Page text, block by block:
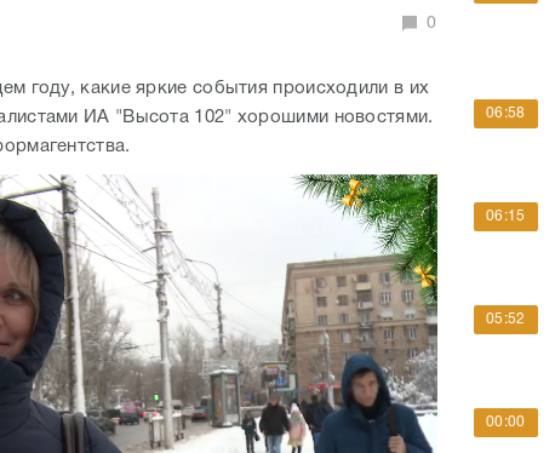
0
году, какие яркие события происходили в их
ИА "Высота 102" хорошими новостями.
06:58
06:15
05:52
00:00